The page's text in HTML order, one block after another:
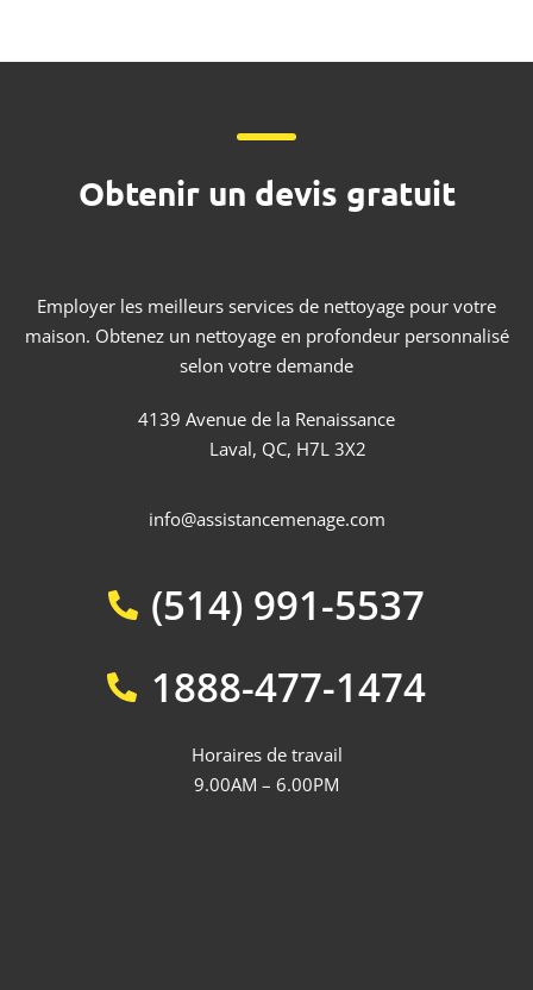
Obtenir un devis gratuit
Employer les meilleurs services de nettoyage pour votre
maison. Obtenez un nettoyage en profondeur personnalisé
selon votre demande
4139 Avenue de la Renaissance
Laval, QC, H7L 3X2
info@assistancemenage.com
(514) 991-5537
1888-477-1474
Horaires de travail
9.00AM – 6.00PM